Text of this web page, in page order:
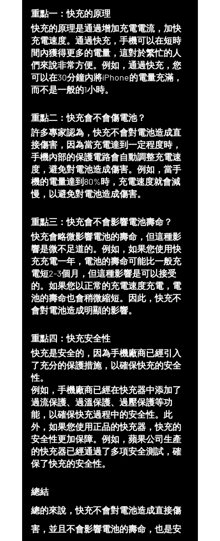
重點一：快充的原理
快充的原理是通過增加充電電流，加快
充電速度。通過快充，手機可以在短時
間內獲得更多的電量，這對於繁忙的人
們來說非常方便。例如，通過快充，您
可以在30分鐘內將iPhone的電量充滿，
而不是一般的1小時。
重點二：快充會不會傷電池？
許多專家認為，快充不會對電池造成直
接傷害，因為當充電達到一定程度時，
手機內部的保護電路會自動調整充電速
度，避免對電池造成傷害。例如，當手
機的電量達到80%時，充電速度就會減
慢，以避免對電池造成傷害。
重點三：快充會不會影響電池壽命？
快充會略微影響電池的壽命，但這種影
響是微不足道的。例如，如果您使用快
充充電一年，電池的壽命可能比一般充
電短2-3個月，但這種影響是可以接受
的。如果您以正常的充電速度充電，電
池的壽命也會稍微縮短。因此，快充不
會對電池造成明顯的影響。
重點四：快充安全性
快充是安全的，因為手機廠商已經引入
了充分的保護措施，以確保快充的安全
性。
例如，手機廠商已經在快充器中添加了
過流保護、過溫保護、過壓保護等功
能，以確保快充過程中的安全性。此
外，如果您使用正品的快充器，快充的
安全性更加保障。例如，蘋果公司生產
的快充器已經通過了多項安全測試，確
保了快充的安全性。
總結
總的來說，快充不會對電池造成直接傷
害，並且不會影響電池的壽命，也是安